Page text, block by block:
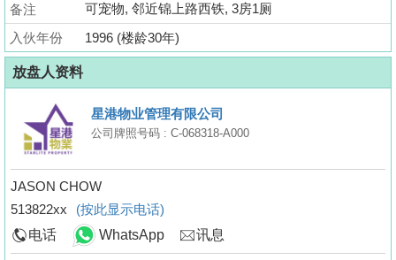
备注
可宠物, 邻近锦上路西铁, 3房1厕
入伙年份
1996 (楼龄30年)
放盘人资料
星港物业管理有限公司
公司牌照号码 : C-068318-A000
JASON CHOW
513822xx
(按此显示电话)
电话
WhatsApp 讯息